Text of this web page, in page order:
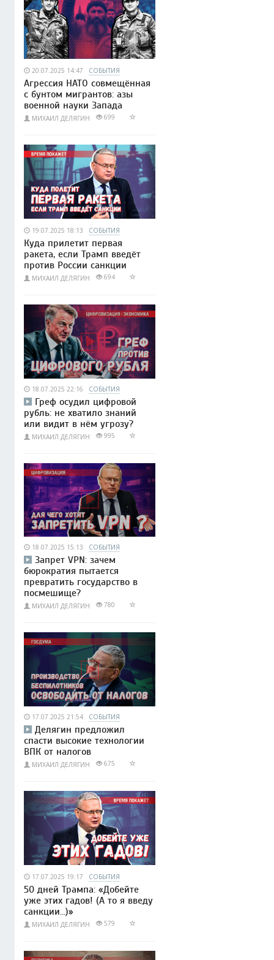
20.07.2025 14:47 СОБЫТИЯ
Агрессия НАТО совмещённая
с бунтом мигрантов: азы
военной науки Запада
МИХАИЛ ДЕЛЯГИН 699
19.07.2025 18:13 СОБЫТИЯ
Куда прилетит первая
ракета, если Трамп введёт
против России санкции
МИХАИЛ ДЕЛЯГИН 694
18.07.2025 22:16 СОБЫТИЯ
Греф осудил цифровой
рубль: не хватило знаний
или видит в нём угрозу?
МИХАИЛ ДЕЛЯГИН 995
18.07.2025 15:13 СОБЫТИЯ
Запрет VPN: зачем
бюрократия пытается
превратить государство в
посмешище?
МИХАИЛ ДЕЛЯГИН 780
17.07.2025 21:54 СОБЫТИЯ
Делягин предложил
спасти высокие технологии
ВПК от налогов
МИХАИЛ ДЕЛЯГИН 675
17.07.2025 19:17 СОБЫТИЯ
50 дней Трампа: «Добейте
уже этих гадов! (А то я введу
санкции...)»
МИХАИЛ ДЕЛЯГИН 579